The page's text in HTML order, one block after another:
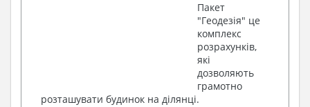
Пакет
"Геодезія" це
комплекс
розрахунків,
які
дозволяють
грамотно
розташувати будинок на ділянці.